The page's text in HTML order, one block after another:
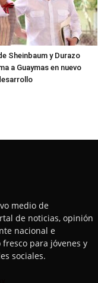
Sheinbaum y Durazo
a Guaymas en nuevo
medio de
de noticias, opinión
nacional e
para jóvenes y
sociales.